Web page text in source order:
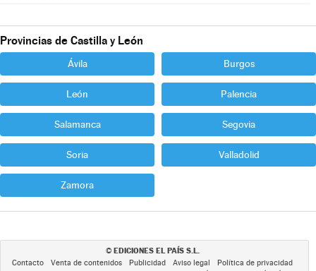
Provincias de Castilla y León
Ávila Burgos
León Palencia
Salamanca Segovia
Soria Valladolid
Zamora
© EDICIONES EL PAÍS S.L.
Contacto Venta de contenidos Publicidad Aviso legal
Política de privacidad